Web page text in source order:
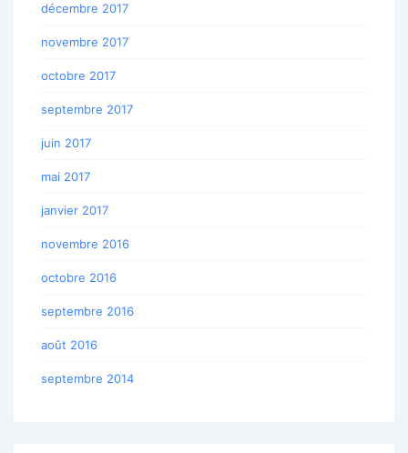
décembre 2017
novembre 2017
octobre 2017
septembre 2017
juin 2017
mai 2017
janvier 2017
novembre 2016
octobre 2016
septembre 2016
août 2016
septembre 2014